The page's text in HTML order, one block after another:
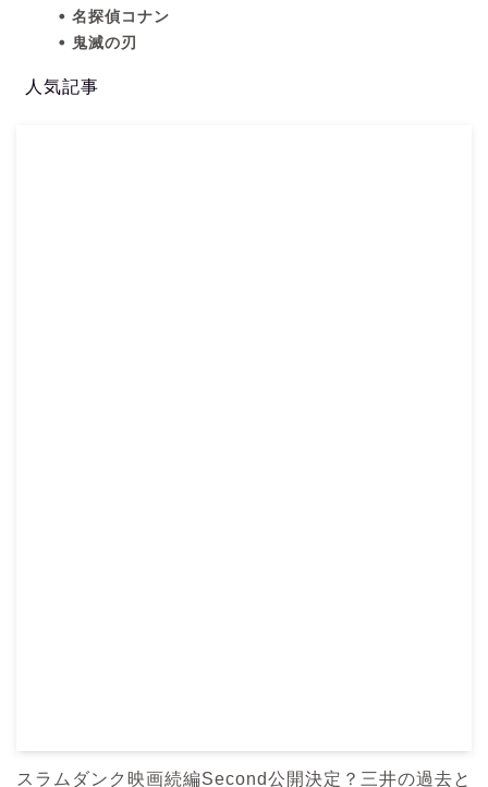
名探偵コナン
鬼滅の刃
人気記事
スラムダンク映画続編Second公開決定？三井の過去と